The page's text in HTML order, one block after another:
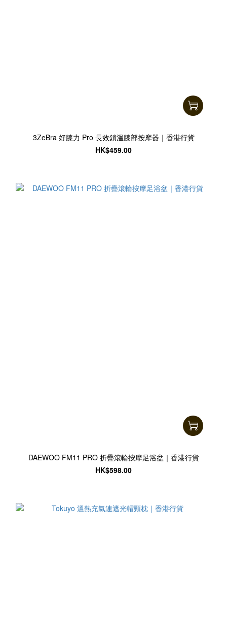
3ZeBra 好膝力 Pro 長效鎖溫膝部按摩器｜香港行貨
HK$459.00
DAEWOO FM11 PRO 折疊滾輪按摩足浴盆｜香港行貨
HK$598.00